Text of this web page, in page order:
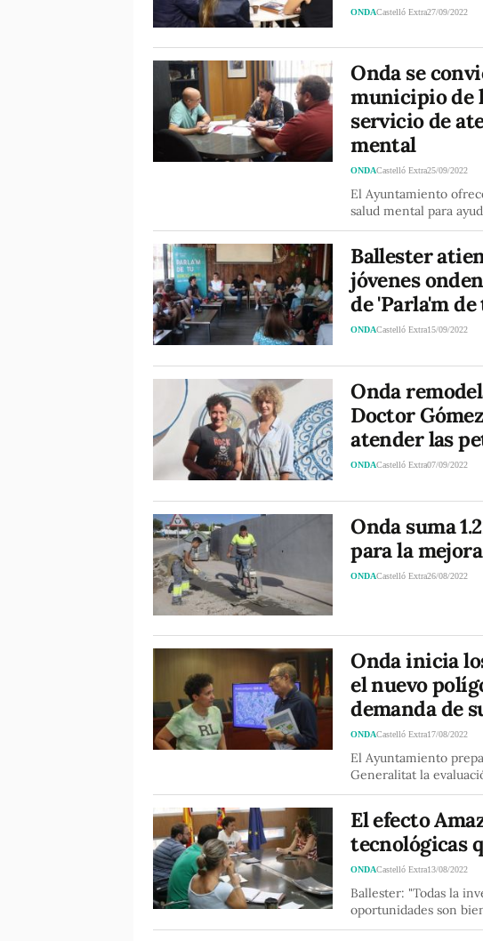
ONDACastelló Extra27/09/2022
Onda se
municipio de
servicio de
mental
ONDACastelló Extra25/09/2022
El Ayuntamiento
salud mental para
Ballester
jóvenes
de 'Parla'm de
ONDACastelló Extra15/09/2022
Onda
Doctor
atender las
ONDACastelló Extra07/09/2022
Onda suma
para la
ONDACastelló Extra26/08/2022
Onda inicia
el nuevo
demanda de
ONDACastelló Extra17/08/2022
El Ayuntamiento
Generalitat la
El efecto
tecnológicas
ONDACastelló Extra13/08/2022
Ballester: "Todas la
oportunidades son